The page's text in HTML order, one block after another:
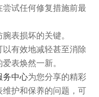
试任何修复措施前最
表损坏的关键。
有效地减轻甚至消除
表焕然一新。
务中心为您分享的精彩
护和保养的问题，可